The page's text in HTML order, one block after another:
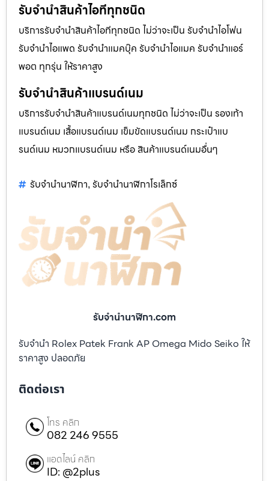
รับจำนำสินค้าไอทีทุกชนิด
บริการรับจำนำสินค้าไอทีทุกชนิด ไม่ว่าจะเป็น รับจำนำไอโฟน
รับจำนำไอแพด รับจำนำแมคบุ๊ค รับจำนำไอแมค รับจำนำแอร์
พอต ทุกรุ่น ให้ราคาสูง
รับจำนำสินค้าแบรนด์เนม
บริการรับจำนำสินค้าแบรนด์เนมทุกชนิด ไม่ว่าจะเป็น รองเท้า
แบรนด์เนม เสื้อแบรนด์เนม เข็มขัดแบรนด์เนม กระเป๋าแบ
รนด์เนม หมวกแบรนด์เนม หรือ สินค้าแบรนด์เนมอื่นๆ
รับจำนำนาฬิกา, รับจำนำนาฬิกาโรเล็กซ์
รับจํานํานาฬิกา.com
รับจำนำ Rolex Patek Frank AP Omega Mido Seiko ให้
ราคาสูง ปลอดภัย
ติดต่อเรา
โทร คลิก
082 246 9555
แอดไลน์ คลิก
ID: @2plus